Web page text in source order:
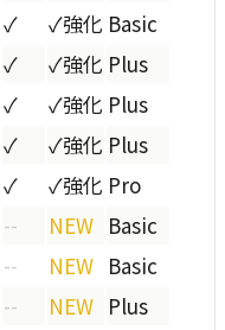
✓ ✓強化 Basic
✓ ✓強化 Plus
✓ ✓強化 Plus
✓ ✓強化 Plus
✓ ✓強化 Pro
-- NEW Basic
-- NEW Basic
-- NEW Plus